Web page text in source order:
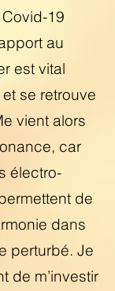
19
au
est vital
se retrouve
vient alors
car
électro-
de
dans
perturbé. Je
de m’investir